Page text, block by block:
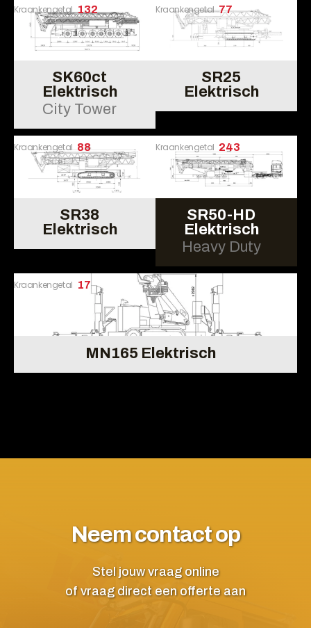
Kraankengetal 132
SK60ct
Elektrisch
City Tower
Kraankengetal 77
SR25
Elektrisch
Kraankengetal 88
SR38
Elektrisch
Kraankengetal 243
SR50-HD
Elektrisch
Heavy Duty
Kraankengetal 17
MN165 Elektrisch
Neem contact op
Stel jouw vraag online
of vraag direct een offerte aan